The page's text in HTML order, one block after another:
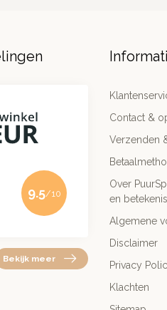
9.5/10
Bekijk meer
Contact &
Verzenden
Over
en betekenis
Algemene
Disclaimer
Privacy
Klachten